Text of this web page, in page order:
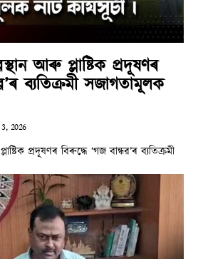
আৰু প্লাষ্টিক প্ৰদূষণৰ
ব্যতিক্ৰমী সজাগতামূলক
2026
প্ৰদূষণৰ বিৰুদ্ধে ‘গজ বান্ধৱ’ৰ ব্যতিক্ৰমী